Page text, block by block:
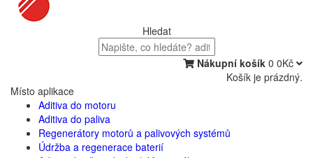
Hledat
Nákupní košík 0 0Kč
Košík je prázdný.
Místo aplikace
Aditiva do motoru
Aditiva do paliva
Regenerátory motorů a palivových systémů
Údržba a regenerace baterií